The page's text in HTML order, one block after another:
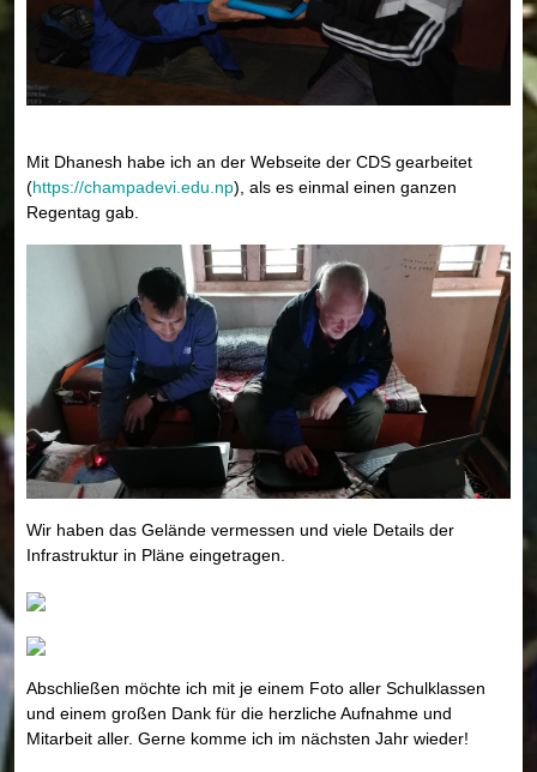
Mit Dhanesh habe ich an der Webseite der CDS gearbeitet
(https://champadevi.edu.np), als es einmal einen ganzen
Regentag gab.
Wir haben das Gelände vermessen und viele Details der
Infrastruktur in Pläne eingetragen.
Abschließen möchte ich mit je einem Foto aller Schulklassen
und einem großen Dank für die herzliche Aufnahme und
Mitarbeit aller. Gerne komme ich im nächsten Jahr wieder!